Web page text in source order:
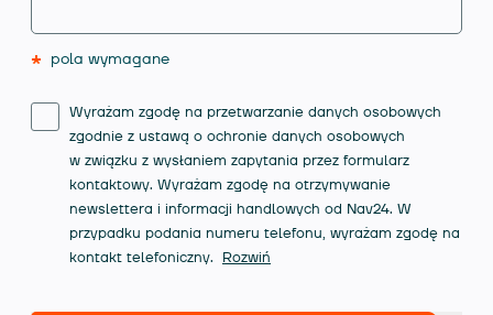
* pola wymagane
Wyrażam zgodę na przetwarzanie danych osobowych
zgodnie z ustawą o ochronie danych osobowych
w związku z wysłaniem zapytania przez formularz
kontaktowy. Wyrażam zgodę na otrzymywanie
newslettera i informacji handlowych od Nav24. W
przypadku podania numeru telefonu, wyrażam zgodę na
kontakt telefoniczny.
Rozwiń